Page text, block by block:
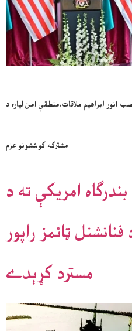
انور ابراهيم ملاقات،منطقې امن لپاره د
مشترکه کوششونو عزم
امريکې ته د
ټائمز راپور
مسترد کړېدے